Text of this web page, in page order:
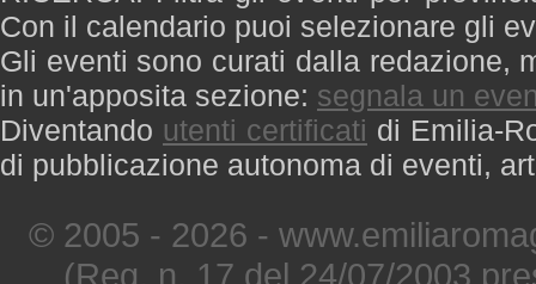
Con il calendario puoi selezionare gli
Gli eventi sono curati dalla redazione,
in un'apposita sezione: segnala un
Diventando utenti certificati di Emilia-
di pubblicazione autonoma di eventi,
© 2005 - 2026 -
(Reg. n. 17 del 24/07/2003